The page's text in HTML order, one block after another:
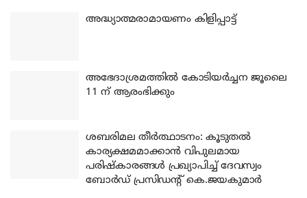
അദ്ധ്യാത്മരാമായണം കിളിപ്പാട്ട്
അഭേദാശ്രമത്തില്‍ കോടിയര്‍ച്ചന ജൂലൈ
11 ന് ആരംഭിക്കും
ശബരിമല തീര്‍ത്ഥാടനം: കൂടുതല്‍
കാര്യക്ഷമമാക്കാന്‍ വിപുലമായ
പരിഷ്‌കാരങ്ങള്‍ പ്രഖ്യാപിച്ച് ദേവസ്വം
ബോര്‍ഡ് പ്രസിഡന്റ് കെ.ജയകുമാര്‍